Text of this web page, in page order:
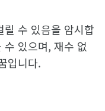
수 있음을 암시합
있으며, 재수 없
입니다.